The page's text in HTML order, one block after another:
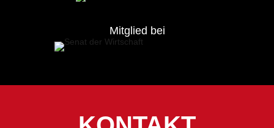
Mitglied bei